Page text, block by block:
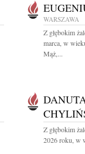
WARSZAWA
Z głębokim
marca, w
Mąż,...
Z głębokim
2026 roku, w